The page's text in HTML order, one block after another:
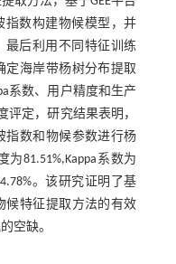
指数构建物候模型，并
最后利用不同特征训练
定海岸带杨树分布提取
系数、用户精度和生产
评定，研究结果表明，
指数和物候参数进行杨
81.51%,Kappa系数为
。该研究证明了基
候特征提取方法的有效
空缺。